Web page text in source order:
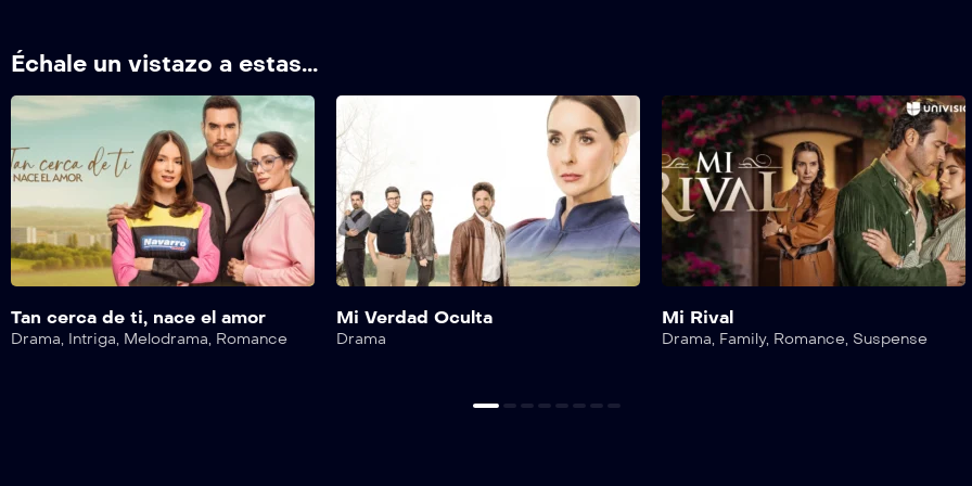
Échale un vistazo a estas...
Tan cerca de ti, nace el amor
Drama, Intriga, Melodrama, Romance
Mi Verdad Oculta
Drama
Mi Rival
Drama, Family, Romance, Suspense